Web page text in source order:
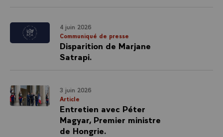
4 juin 2026
Communiqué de presse
Disparition de Marjane
Satrapi.
3 juin 2026
Article
Entretien avec Péter
Magyar, Premier ministre
de Hongrie.